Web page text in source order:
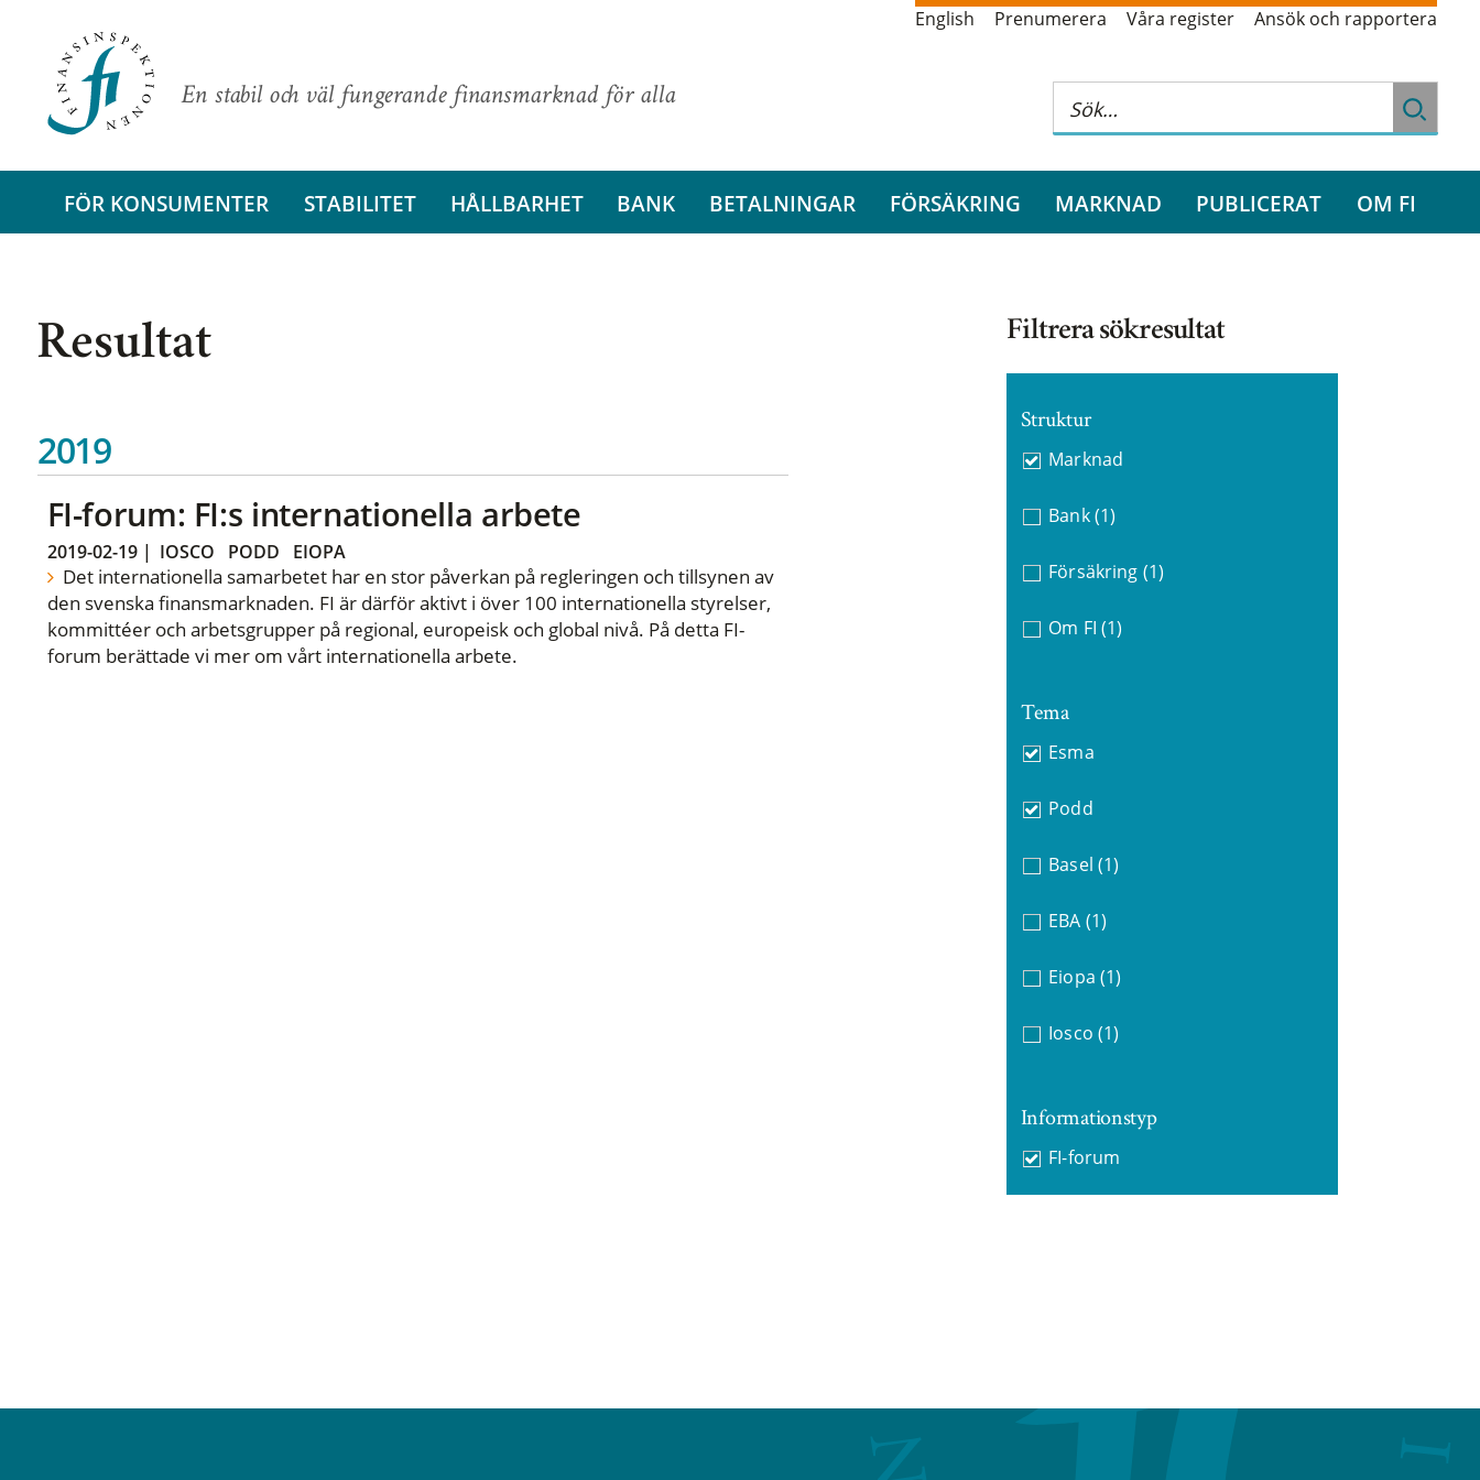
En stabil och väl fungerande finansmarknad för alla
English Prenumerera Våra register Ansök och rapportera
FÖR KONSUMENTER STABILITET HÅLLBARHET BANK BETALNINGAR FÖRSÄKRING MARKNAD PUBLICERAT OM FI
Resultat
2019
FI-forum: FI:s internationella arbete
2019-02-19| IOSCO PODD EIOPA
Det internationella samarbetet har en stor påverkan på regleringen och tillsynen av
den svenska finansmarknaden. FI är därför aktivt i över 100 internationella styrelser,
kommittéer och arbetsgrupper på regional, europeisk och global nivå. På detta FI-
forum berättade vi mer om vårt internationella arbete.
Filtrera sökresultat
Struktur
Marknad
Bank (1)
Försäkring (1)
Om FI (1)
Tema
Esma
Podd
Basel (1)
EBA (1)
Eiopa (1)
Iosco (1)
Informationstyp
FI-forum